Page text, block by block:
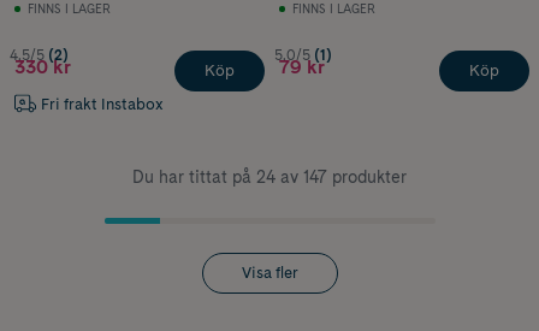
FINNS I LAGER
4.5/5 (2)
330 kr
Fri frakt Instabox
Köp
FINNS I LAGER
5.0/5 (1)
79 kr Köp
Du har tittat på 24 av 147 produkter
Visa fler